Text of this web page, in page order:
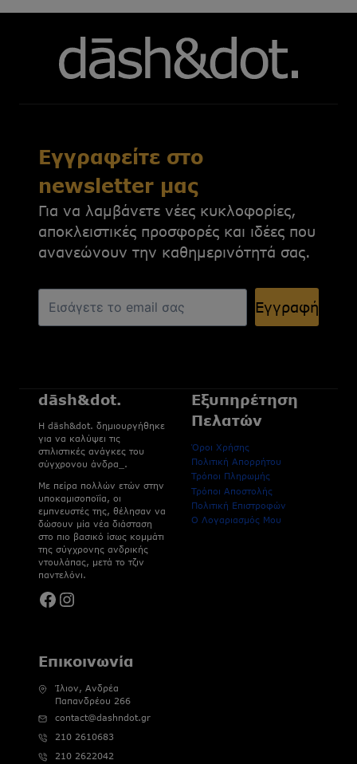
Εγγραφείτε στο
newsletter μας
Για να λαμβάνετε νέες κυκλοφορίες,
αποκλειστικές προσφορές και ιδέες που
ανανεώνουν την καθημερινότητά σας.
Εγγραφή
dāsh&dot.
H dāsh&dot. δημιουργήθηκε
για να καλύψει τις
στιλιστικές ανάγκες του
σύγχρονου άνδρα_.
Με πείρα πολλών ετών στην
υποκαμισοποϊία, οι
εμπνευστές της, θέλησαν να
δώσουν μία νέα διάσταση
στο πιο βασικό ίσως κομμάτι
της σύγχρονης ανδρικής
ντουλάπας, μετά το τζιν
παντελόνι.
Facebook
Instagram
Εξυπηρέτηση
Πελατών
Όροι Χρήσης
Πολιτική Απορρήτου
Τρόποι Πληρωμής
Τρόποι Αποστολής
Πολιτική Επιστροφών
Ο Λογαριασμός Μου
Επικοινωνία
Ίλιον, Ανδρέα
Παπανδρέου 266
contact@dashndot.gr
210 2610683
210 2622042